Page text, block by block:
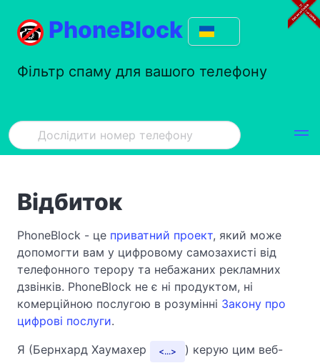
PhoneBlock
Фільтр спаму для вашого телефону
Відбиток
PhoneBlock - це приватний проект, який може
допомогти вам у цифровому самозахисті від
телефонного терору та небажаних рекламних
дзвінків. PhoneBlock не є ні продуктом, ні
комерційною послугою в розумінні Закону про
цифрові послуги.
Я (Бернхард Хаумахер
...
) керую цим веб-